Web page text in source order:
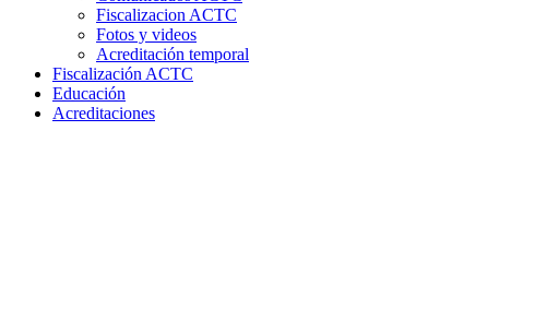
Fiscalizacion ACTC
Fotos y videos
Acreditación temporal
Fiscalización ACTC
Educación
Acreditaciones